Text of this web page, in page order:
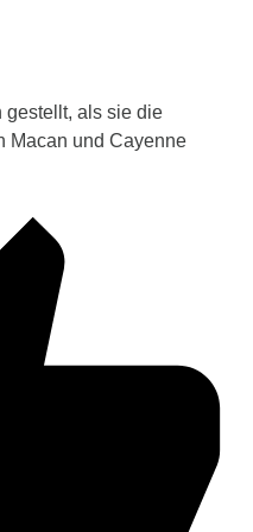
gestellt, als sie die
Macan und Cayenne